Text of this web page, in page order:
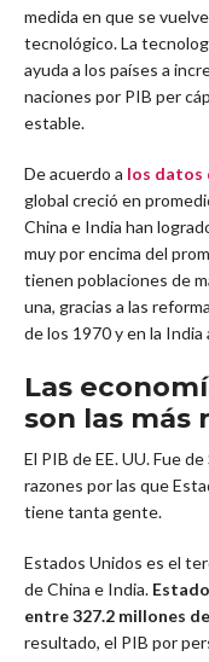
medida en que se
tecnológico. La
ayuda a los países a
naciones por PIB per
estable.
De acuerdo a los datos
global creció en
China e India han
muy por encima del
tienen poblaciones de
una, gracias a las
de los 1970 y en la
Las
son las más
El PIB de EE. UU. Fue
razones por las que
tiene tanta gente.
Estados Unidos es el
de China e India.
entre 327.2 millones
resultado, el PIB por